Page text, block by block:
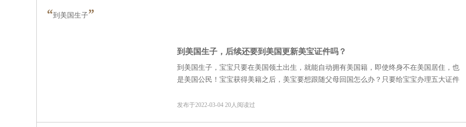
“到美国生子”
到美国生子，后续还要到美国更新美宝证件吗？
到美国生子，宝宝只要在美国领土出生，就能自动拥有美国籍，即使终身不在美国居住，也
是美国公民！宝宝获得美籍之后，美宝要想跟随父母回国怎么办？只要给宝宝办理五大证件
发布于2022-03-04 20人阅读过